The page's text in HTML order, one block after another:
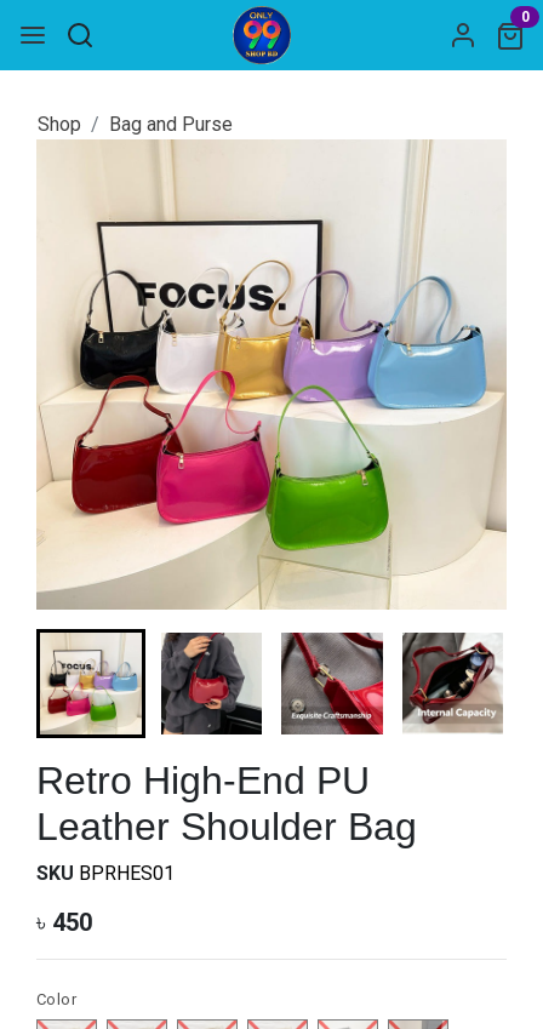
0
Shop Bag and Purse
Retro High-End PU
Leather Shoulder Bag
SKU BPRHES01
৳ 450
Color